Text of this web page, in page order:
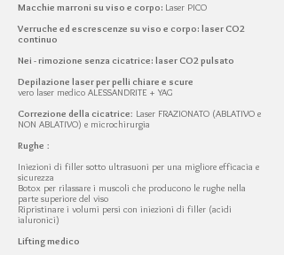
Macchie marroni su viso e corpo: Laser PICO
Verruche ed escrescenze su viso e corpo: laser CO2
continuo
Nei - rimozione senza cicatrice: laser CO2 pulsato
Depilazione laser per pelli chiare e scure
vero laser medico ALESSANDRITE + YAG
Correzione della cicatrice: Laser FRAZIONATO (ABLATIVO e
NON ABLATIVO) e microchirurgia
Rughe :
Iniezioni di filler sotto ultrasuoni per una migliore efficacia e
sicurezza
Botox per rilassare i muscoli che producono le rughe nella
parte superiore del viso
Ripristinare i volumi persi con iniezioni di filler (acidi
ialuronici)
Lifting medico